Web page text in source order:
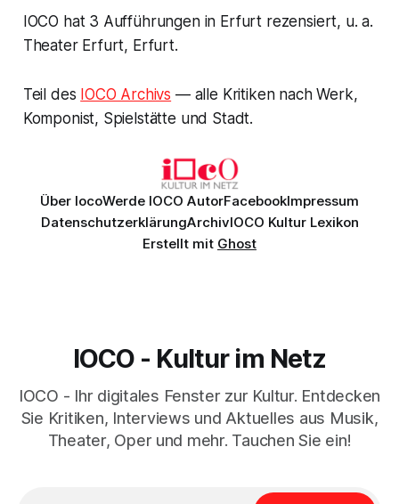
IOCO hat 3 Aufführungen in Erfurt rezensiert, u. a.
Theater Erfurt, Erfurt.
Teil des IOCO Archivs — alle Kritiken nach Werk,
Komponist, Spielstätte und Stadt.
Über IocoWerde IOCO AutorFacebookImpressum
DatenschutzerklärungArchivIOCO Kultur Lexikon
Erstellt mit Ghost
IOCO - Kultur im Netz
IOCO - Ihr digitales Fenster zur Kultur. Entdecken
Sie Kritiken, Interviews und Aktuelles aus Musik,
Theater, Oper und mehr. Tauchen Sie ein!